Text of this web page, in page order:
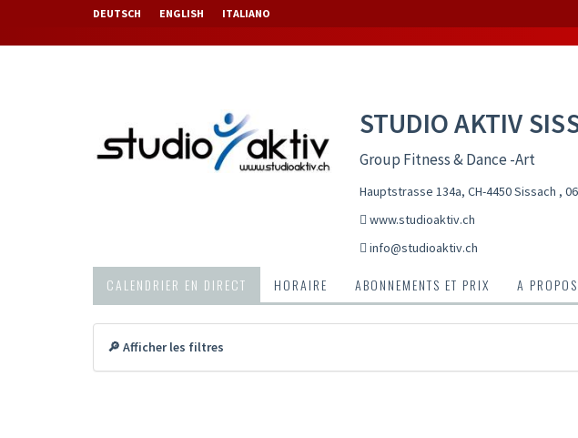
DEUTSCH ENGLISH ITALIANO
STUDIO AKTIV
Group Fitness & Dance -Art
Hauptstrasse 134a, CH-4450 Sissach ,
www.studioaktiv.ch
info@studioaktiv.ch
CALENDRIER EN DIRECT HORAIRE ABONNEMENTS ET PRIX A
🔎 Afficher les filtres